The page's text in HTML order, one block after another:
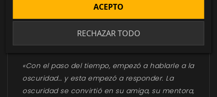
gran acto de valentía y esperanza hay una
acción ruin amparada en la oscuridad. Por
cada héroe hay un villano.
Théah es una tierra de gran maldad…
«Con el paso del tiempo, empezó a hablarle a la
oscuridad… y esta empezó a responder. La
oscuridad se convirtió en su amiga, su mentora,
RECHAZAR TODO
ACEPTO